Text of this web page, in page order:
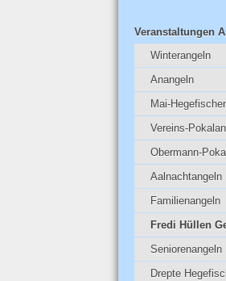
Veranstaltungen
Winterangeln
Anangeln
Mai-
Vereins-
Obermann-
Aalnachtangeln
Familienangeln
Fredi Hüllen
Seniorenangeln
Drepte